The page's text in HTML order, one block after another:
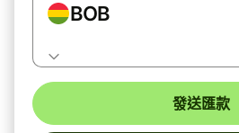
BOB
發送匯款